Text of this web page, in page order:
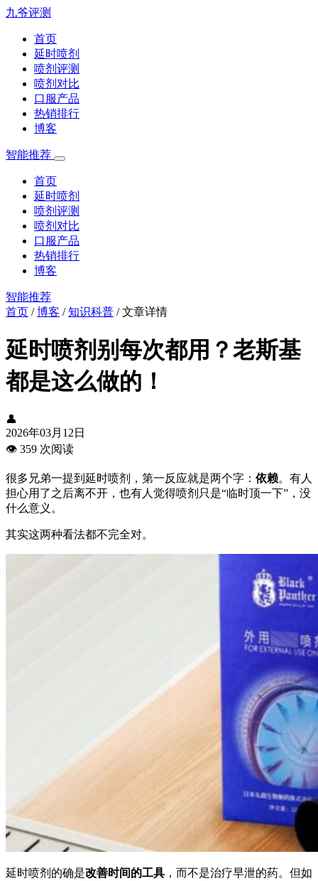
九爷评测
首页
延时喷剂
喷剂评测
喷剂对比
口服产品
热销排行
博客
智能推荐
首页
延时喷剂
喷剂评测
喷剂对比
口服产品
热销排行
博客
智能推荐
首页 /博客 /知识科普 /文章详情
延时喷剂别每次都用？老斯基
都是这么做的！
👤
2026年03月12日
👁️ 359 次阅读
很多兄弟一提到延时喷剂，第一反应就是两个字： 依赖。有人
担心用了之后离不开，也有人觉得喷剂只是“临时顶一下”，没
什么意义。
其实这两种看法都不完全对。
延时喷剂的确是改善时间的工具 ，而不是治疗早泄的药。但如